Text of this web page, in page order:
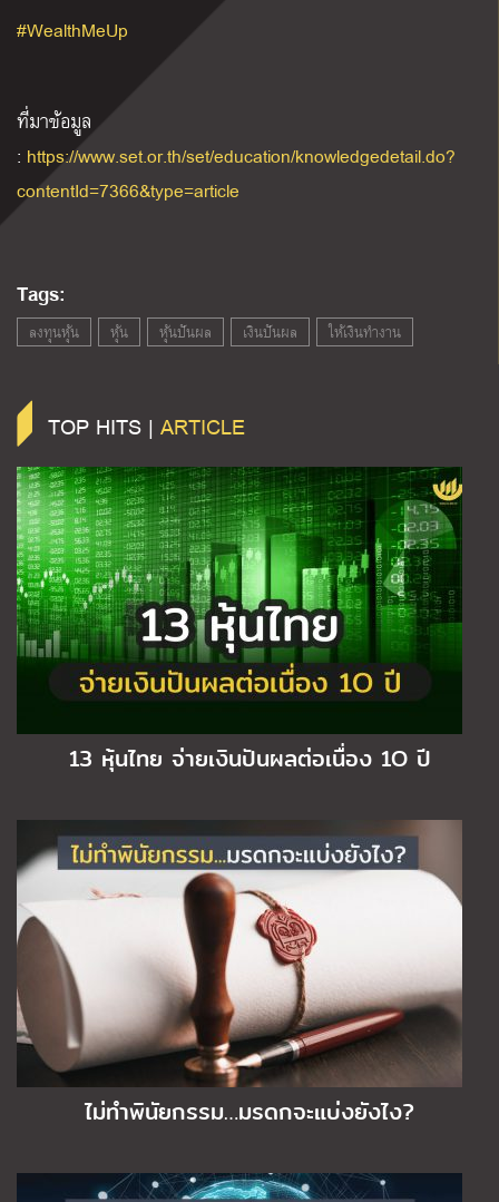
#WealthMeUp
ที่มาข้อมูล
: https://www.set.or.th/set/education/knowledgedetail.do?
contentId=7366&type=article
Tags:
ลงทุนหุ้น หุ้น หุ้นปันผล เงินปันผล ให้เงินทำงาน
TOP HITS | ARTICLE
13 หุ้นไทย จ่ายเงินปันผลต่อเนื่อง 1O ปี
ไม่ทำพินัยกรรม…มรดกจะแบ่งยังไง?